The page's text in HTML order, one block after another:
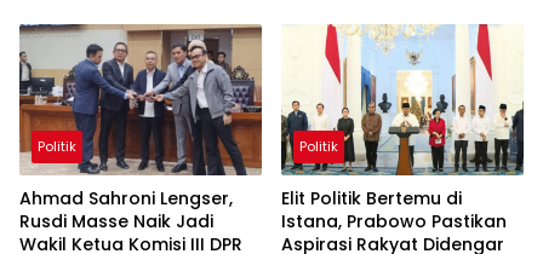
Politik
Ahmad Sahroni Lengser,
Rusdi Masse Naik Jadi
Wakil Ketua Komisi III DPR
Politik
Elit Politik Bertemu di
Istana, Prabowo Pastikan
Aspirasi Rakyat Didengar